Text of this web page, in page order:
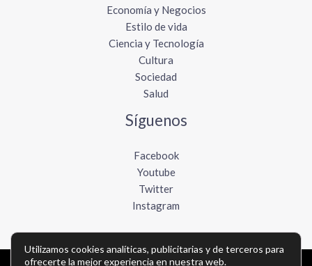
Economía y Negocios
Estilo de vida
Ciencia y Tecnología
Cultura
Sociedad
Salud
Síguenos
Facebook
Youtube
Twitter
Instagram
Utilizamos cookies analíticas, publicitarias y de terceros para
ofrecerte la mejor experiencia en nuestra web.